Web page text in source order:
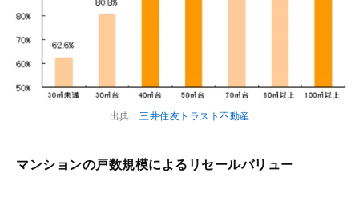
出典： 三井住友トラスト不動産
マンションの戸数規模によるリセールバリュー